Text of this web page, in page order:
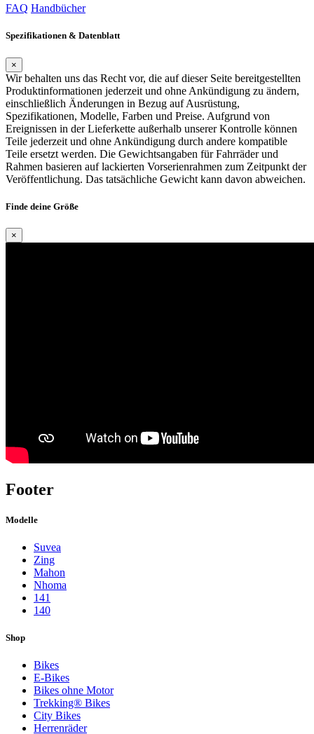
FAQ Handbücher
Spezifikationen & Datenblatt
×
Wir behalten uns das Recht vor, die auf dieser Seite bereitgestellten
Produktinformationen jederzeit und ohne Ankündigung zu ändern,
einschließlich Änderungen in Bezug auf Ausrüstung,
Spezifikationen, Modelle, Farben und Preise. Aufgrund von
Ereignissen in der Lieferkette außerhalb unserer Kontrolle können
Teile jederzeit und ohne Ankündigung durch andere kompatible
Teile ersetzt werden. Die Gewichtsangaben für Fahrräder und
Rahmen basieren auf lackierten Vorserienrahmen zum Zeitpunkt der
Veröffentlichung. Das tatsächliche Gewicht kann davon abweichen.
Finde deine Größe
×
Footer
Modelle
Suvea
Zing
Mahon
Nhoma
141
140
Shop
Bikes
E-Bikes
Bikes ohne Motor
Trekking® Bikes
City Bikes
Herrenräder